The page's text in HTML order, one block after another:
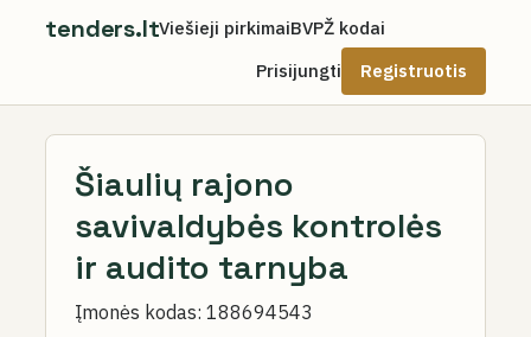
tenders.ltViešieji pirkimaiBVPŽ kodai
Prisijungti
Registruotis
Šiaulių rajono
savivaldybės kontrolės
ir audito tarnyba
Įmonės kodas:188694543